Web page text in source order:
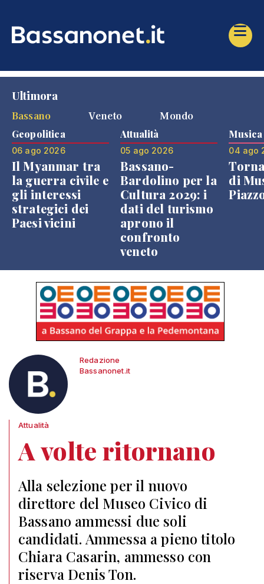
Ultimora
Bassano
Veneto Mondo
Geopolitica
06 ago 2026
Il Myanmar tra
la guerra civile e
gli interessi
strategici dei
Paesi vicini
Attualità
05 ago 2026
Bassano-
Bardolino per la
Cultura 2029: i
dati del turismo
aprono il
confronto
veneto
Musica
04 ago
di
Redazione
Bassanonet.it
Attualità
A volte ritornano
Alla selezione per il nuovo
direttore del Museo Civico di
Bassano ammessi due soli
candidati. Ammessa a pieno titolo
Chiara Casarin, ammesso con
riserva Denis Ton.